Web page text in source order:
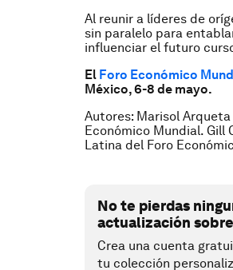
Al reunir a líderes de
sin paralelo para
influenciar el futuro
El Foro Económico
México, 6-8 de mayo.
Autores: Marisol
Económico Mundial. Gill
Latina del Foro
No te pierdas
actualización
Crea una cuenta
tu colección